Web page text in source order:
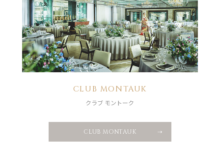
CLUB MONTAUK
クラブ モントーク
CLUB MONTAUK